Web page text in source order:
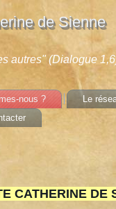
de Sienne
autres" (Dialogue
nous ? Le
CATHERINE DE